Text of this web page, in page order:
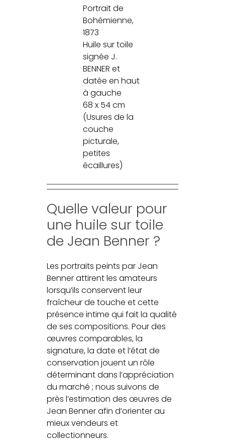
Portrait de
Bohémienne,
1873
Huile sur toile
signée J.
BENNER et
datée en haut
à gauche
68 x 54 cm
(Usures de la
couche
picturale,
petites
écaillures)
Quelle valeur pour
une huile sur toile
de Jean Benner ?
Les portraits peints par Jean
Benner attirent les amateurs
lorsqu’ils conservent leur
fraîcheur de touche et cette
présence intime qui fait la qualité
de ses compositions. Pour des
œuvres comparables, la
signature, la date et l’état de
conservation jouent un rôle
déterminant dans l’appréciation
du marché ; nous suivons de
près l’estimation des œuvres de
Jean Benner afin d’orienter au
mieux vendeurs et
collectionneurs.